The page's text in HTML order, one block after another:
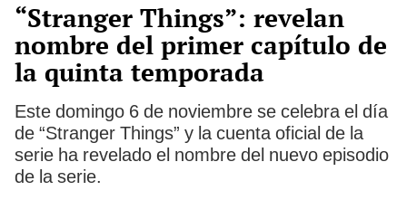
“Stranger Things”: revelan
nombre del primer capítulo de
la quinta temporada
Este domingo 6 de noviembre se celebra el día
de “Stranger Things” y la cuenta oficial de la
serie ha revelado el nombre del nuevo episodio
de la serie.